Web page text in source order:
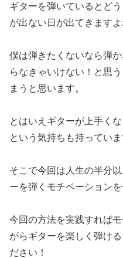
ギターを弾いているとど
が出ない日が出てきますよ
僕は弾きたくないなら弾
らなきゃいけない！と思
まうと思います。
とはいえギターが上手く
という気持ちも持っていま
そこで今回は人生の半分
ーを弾くモチベーション
今回の方法を実践すれば
がらギターを楽しく弾け
ださい！